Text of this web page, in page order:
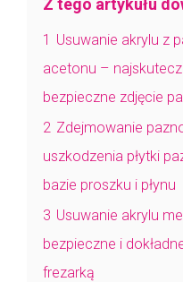
Z tego artykułu
1 Usuwanie akrylu z
acetonu –
bezpieczne zdjęcie
2 Zdejmowanie
uszkodzenia płytki
bazie proszku i płynu
3 Usuwanie akrylu
bezpieczne i
frezarką